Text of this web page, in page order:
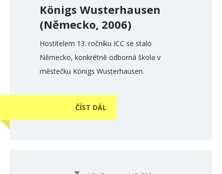
Königs Wusterhausen
(Německo, 2006)
Hostitelem 13. ročníku ICC se stalo
Německo, konkrétně odborná škola v
městečku Königs Wusterhausen.
ČÍST DÁL